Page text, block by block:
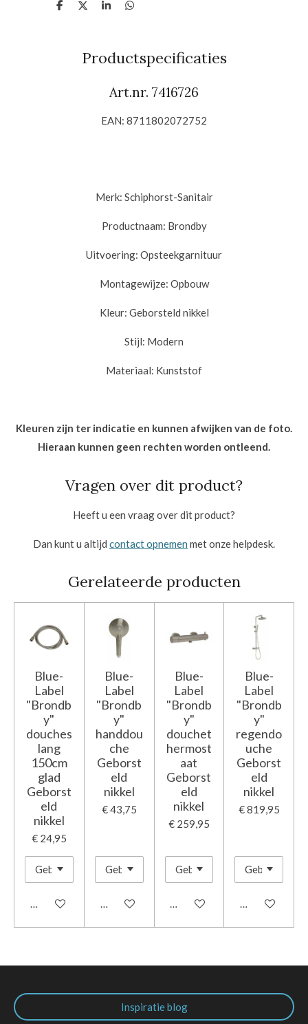
D
D
S
D
Productspecificaties
Art.nr. 7416726
EAN: 8711802072752
Merk: Schiphorst-Sanitair
Productnaam: Brondby
Uitvoering: Opsteekgarnituur
Montagewijze: Opbouw
Kleur: Geborsteld nikkel
Stijl: Modern
Materiaal: Kunststof
Kleuren zijn ter indicatie en kunnen afwijken van de foto.
Hieraan kunnen geen rechten worden ontleend.
Vragen over dit product?
Heeft u een vraag over dit product?
Dan kunt u altijd contact opnemen met onze helpdesk.
Gerelateerde producten
Blue-
Label
"Brondb
y"
douches
lang
150cm
glad
Geborst
eld
nikkel
€ 24,95
In winkelwagen
Blue-
Label
"Brondb
y"
handdou
che
Geborst
eld
nikkel
€ 43,75
In winkelwagen
Blue-
Label
"Brondb
y"
douchet
hermost
aat
Geborst
eld
nikkel
€ 259,95
In winkelwagen
Blue-
Label
"Brondb
y"
regendo
uche
Geborst
eld
nikkel
€ 819,95
In
Inspiratie blog